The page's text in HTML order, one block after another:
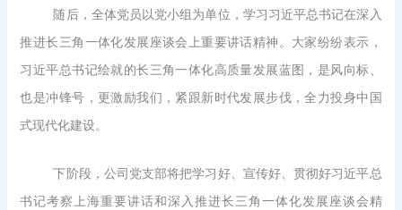
随后，全体党员以党小组为单位，学习习近平总书记在深入
推进长三角一体化发展座谈会上重要讲话精神。大家纷纷表示，
习近平总书记绘就的长三角一体化高质量发展蓝图，是风向标、
也是冲锋号，更激励我们，紧跟新时代发展步伐，全力投身中国
式现代化建设。
下阶段，公司党支部将把学习好、宣传好、贯彻好习近平总
书记考察上海重要讲话和深入推进长三角一体化发展座谈会精